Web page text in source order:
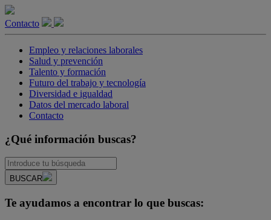
Contacto
Empleo y relaciones laborales
Salud y prevención
Talento y formación
Futuro del trabajo y tecnología
Diversidad e igualdad
Datos del mercado laboral
Contacto
¿Qué información buscas?
BUSCAR
Te ayudamos a encontrar lo que buscas: